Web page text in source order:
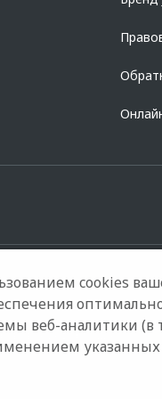
информация
cookies
веб-аналитики (в